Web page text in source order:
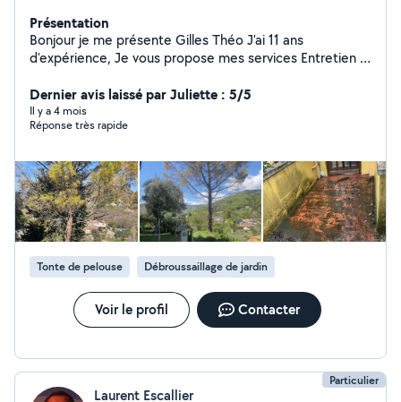
Présentation
Bonjour je me présente Gilles Théo J'ai 11 ans
d'expérience, Je vous propose mes services Entretien :
,évacuation des déchet ,élagage Je suis auto
entrepreneur Tarif /35 de l'heure pour 2 personnes Ou
forfait Celon la prestation
Dernier avis laissé par Juliette : 5/5
Il y a 4 mois
Réponse très rapide
Tonte de pelouse Débroussaillage de jardin
Voir le profil Contacter
Particulier
Laurent Escallier